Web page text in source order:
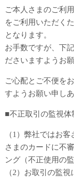
ご本人さまのご利
をご利用いただく
となります。
お手数ですが、下
ださいますようお
ご心配とご不便を
すようお願い申しあ
■不正取引の監視体
（1）弊社ではお
さまのカードに不
ング（不正使用の
（2）お取引の監